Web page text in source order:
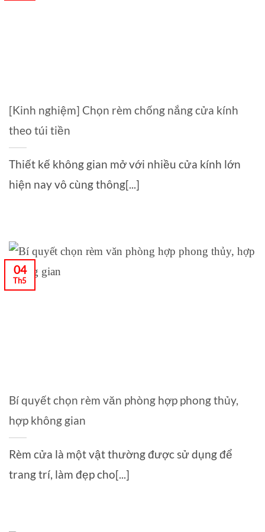
[Kinh nghiệm] Chọn rèm chống nắng cửa kính
theo túi tiền
Thiết kế không gian mở với nhiều cửa kính lớn
hiện nay vô cùng thông[...]
Bí quyết chọn rèm văn phòng hợp phong thủy,
hợp không gian
Rèm cửa là một vật thường được sử dụng để
trang trí, làm đẹp cho[...]
04
Th5